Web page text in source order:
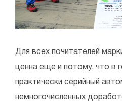
Для всех почитателей
ценна еще и потому, что в
практически серийный
немногочисленных